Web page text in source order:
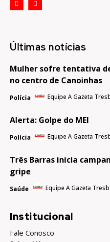
Últimas notícias
Mulher sofre tentativa
no centro de Canoinhas
Polícia Equipe A Gazeta
Alerta: Golpe do MEI
Polícia Equipe A Gazeta
Três Barras inicia
gripe
Saúde Equipe A Gazeta
Institucional
Fale Conosco